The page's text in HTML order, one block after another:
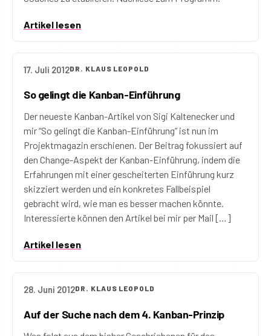
Artikel lesen
17. Juli 2012DR. KLAUS LEOPOLD
So gelingt die Kanban-Einführung
Der neueste Kanban-Artikel von Sigi Kaltenecker und
mir “So gelingt die Kanban-Einführung” ist nun im
Projektmagazin erschienen. Der Beitrag fokussiert auf
den Change-Aspekt der Kanban-Einführung, indem die
Erfahrungen mit einer gescheiterten Einführung kurz
skizziert werden und ein konkretes Fallbeispiel
gebracht wird, wie man es besser machen könnte.
Interessierte können den Artikel bei mir per Mail […]
Artikel lesen
28. Juni 2012DR. KLAUS LEOPOLD
Auf der Suche nach dem 4. Kanban-Prinzip